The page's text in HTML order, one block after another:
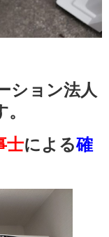
ション法人
士による確